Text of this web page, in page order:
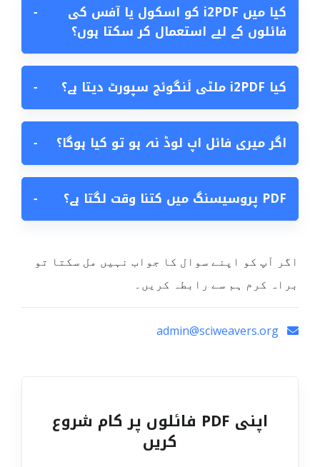
کیا میں i2PDF کو اسکول یا آفس کی
فائلوں کے لیے استعمال کر سکتا ہوں؟
−
کیا i2PDF ملٹی لَنگوئج سپورٹ دیتا ہے؟ −
اگر میری فائل اپ لوڈ نہ ہو تو کیا ہوگا؟ −
PDF پروسیسنگ میں کتنا وقت لگتا ہے؟ −
اگر آپ کو اپنے سوال کا جواب نہیں مل سکتا تو
براہ کرم ہم سے رابطہ کریں۔
admin@sciweavers.org
اپنی PDF فائلوں پر کام شروع
کریں